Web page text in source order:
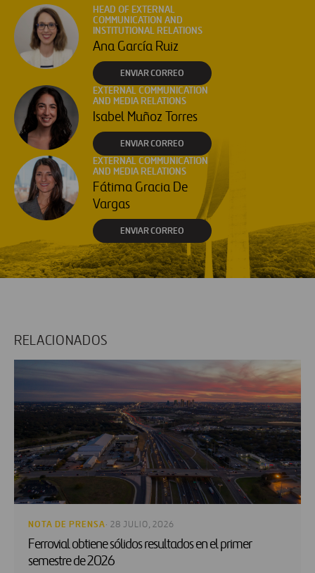
HEAD OF EXTERNAL
COMMUNICATION AND
INSTITUTIONAL RELATIONS
Ana García Ruiz
ENVIAR CORREO
EXTERNAL COMMUNICATION
AND MEDIA RELATIONS
Isabel Muñoz Torres
ENVIAR CORREO
EXTERNAL COMMUNICATION
AND MEDIA RELATIONS
Fátima Gracia De
Vargas
ENVIAR CORREO
RELACIONADOS
NOTA DE PRENSA· 28 JULIO, 2026
Ferrovial obtiene sólidos resultados en el primer
semestre de 2026